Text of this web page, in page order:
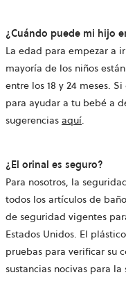
¿Cuándo puede mi hijo
La edad para empezar a
mayoría de los niños
entre los 18 y 24 meses.
para ayudar a tu bebé a
sugerencias aquí.
¿El orinal es seguro?
Para nosotros, la
todos los artículos de
de seguridad vigentes
Estados Unidos. El
pruebas para verificar su
sustancias nocivas para la